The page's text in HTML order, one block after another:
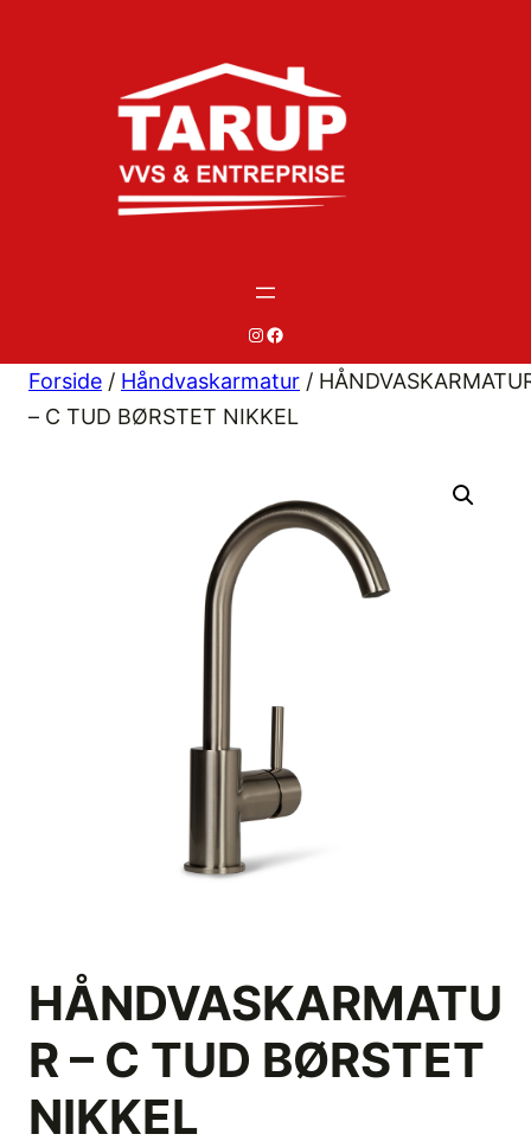
# #
Forside / Håndvaskarmatur /
– C TUD BØRSTET NIKKEL
HÅNDVASKARMATU
R – C TUD BØRSTET
NIKKEL